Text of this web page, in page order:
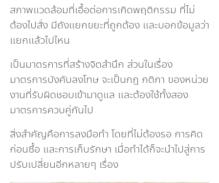
สภาพแวดล้อมที่เอื้อต่อการเกิดพฤติกรรม ที่ไม่
ต้องไปสั่ง มีถังแยกขยะที่ถูกต้อง และบอกข้อมูลว่า
แยกแล้วไปไหน
เป็นมาตรการที่สร้างจิตสำนึก ส่วนในเรื่อง
มาตรการบังคับลงโทษ จะเป็นกฎ กติกา ของหน่วย
งานที่รับผิดชอบเข้ามาดูแล และต้องใช้ทั้งสอง
มาตรการควบคู่กันไป
สิ่งสำคัญคือการลงมือทำ โดยที่ไม่ต้องรอ การคิด
ก่อนซื้อ และการเก็บรักษา เมื่อทำได้ก็จะนำไปสู่การ
ปรับเปลี่ยนอีกหลายๆ เรื่อง